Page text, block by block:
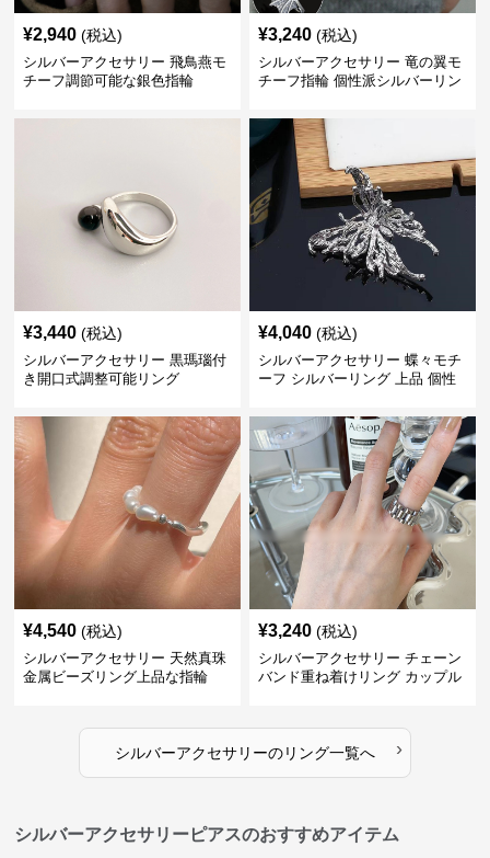
¥2,940 (税込)
シルバーアクセサリー 飛鳥燕モ
チーフ調節可能な銀色指輪
¥3,240 (税込)
シルバーアクセサリー 竜の翼モ
チーフ指輪 個性派シルバーリン
¥3,440 (税込)
シルバーアクセサリー 黒瑪瑙付
き開口式調整可能リング
¥4,040 (税込)
シルバーアクセサリー 蝶々モチ
ーフ シルバーリング 上品 個性
¥4,540 (税込)
シルバーアクセサリー 天然真珠
金属ビーズリング上品な指輪
¥3,240 (税込)
シルバーアクセサリー チェーン
バンド重ね着けリング カップル
シルバーアクセサリーのリング一覧へ ›
シルバーアクセサリーピアスのおすすめアイテム